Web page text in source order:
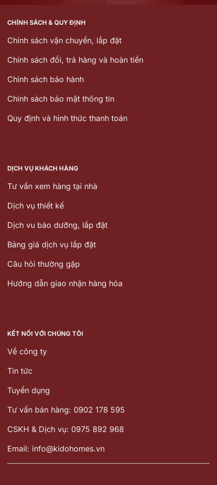
CHÍNH SÁCH & QUY ĐỊNH
Chính sách vận chuyển, lắp đặt
Chính sách đổi, trả hàng và hoàn tiền
Chinh sách bảo hành
Chính sách bảo mật thông tin
Quy định và hình thức thanh toán
DỊCH VỤ KHÁCH HÀNG
Tư vấn xem hàng tại nhà
Dịch vụ thiết kế
Dịch vu bảo dưỡng, lắp đặt
Bảng giá dịch vụ lắp đặt
Câu hỏi thường gặp
Hướng dẫn giao nhận hàng hóa
KẾT NỐI VỚI CHÚNG TÔI
Về công ty
Tin tức
Tuyển dụng
Tư vấn bán hàng: 0902 178 595
CSKH & Dịch vụ: 0975 892 968
Email: info@kidohomes.vn